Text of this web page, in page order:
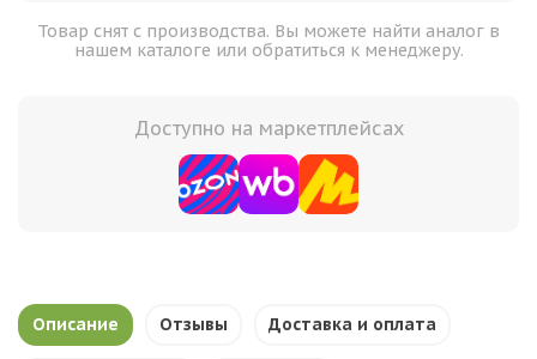
Товар снят с производства. Вы можете найти аналог в
нашем каталоге или обратиться к менеджеру.
Доступно на маркетплейсах
Описание Отзывы Доставка и оплата